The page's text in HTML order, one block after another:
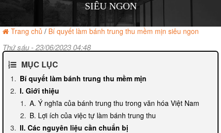
SIÊU NGON
Trang chủ / Bí quyết làm bánh trung thu mềm mịn siêu ngon
Thứ sáu - 23/06/2023 04:48
MỤC LỤC
Bí quyết làm bánh trung thu mềm mịn
I. Giới thiệu
A. Ý nghĩa của bánh trung thu trong văn hóa Việt Nam
B. Lợi ích của việc tự làm bánh trung thu
II. Các nguyên liệu cần chuẩn bị